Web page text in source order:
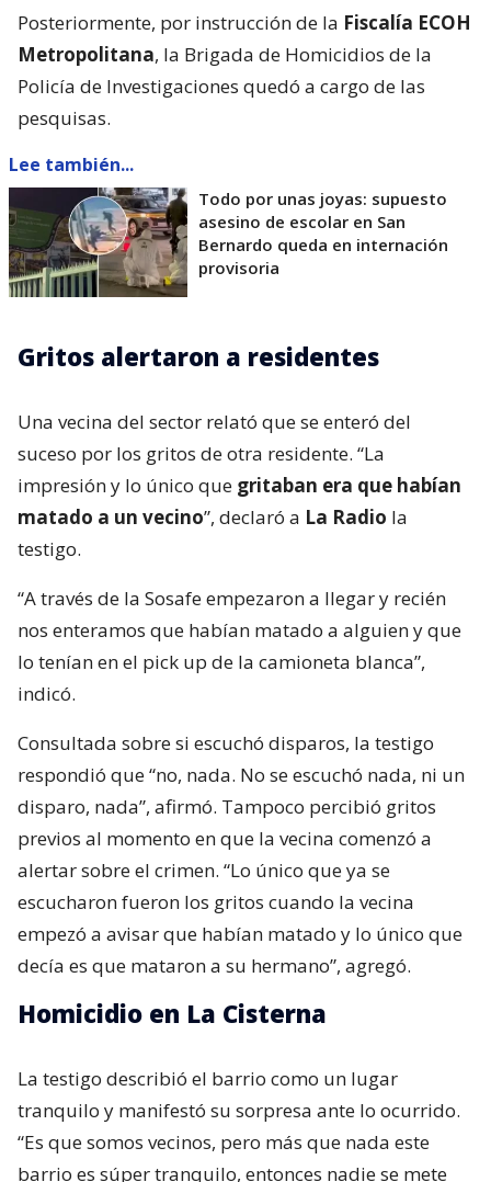
Posteriormente, por instrucción de la Fiscalía ECOH
Metropolitana, la Brigada de Homicidios de la
Policía de Investigaciones quedó a cargo de las
pesquisas.
Lee también...
Todo por unas joyas: supuesto
asesino de escolar en San
Bernardo queda en internación
provisoria
Gritos alertaron a residentes
Una vecina del sector relató que se enteró del
suceso por los gritos de otra residente. “La
impresión y lo único que gritaban era que habían
matado a un vecino”, declaró a La Radio la
testigo.
“A través de la Sosafe empezaron a llegar y recién
nos enteramos que habían matado a alguien y que
lo tenían en el pick up de la camioneta blanca”,
indicó.
Consultada sobre si escuchó disparos, la testigo
respondió que “no, nada. No se escuchó nada, ni un
disparo, nada”, afirmó. Tampoco percibió gritos
previos al momento en que la vecina comenzó a
alertar sobre el crimen. “Lo único que ya se
escucharon fueron los gritos cuando la vecina
empezó a avisar que habían matado y lo único que
decía es que mataron a su hermano”, agregó.
Homicidio en La Cisterna
La testigo describió el barrio como un lugar
tranquilo y manifestó su sorpresa ante lo ocurrido.
“Es que somos vecinos, pero más que nada este
barrio es súper tranquilo, entonces nadie se mete